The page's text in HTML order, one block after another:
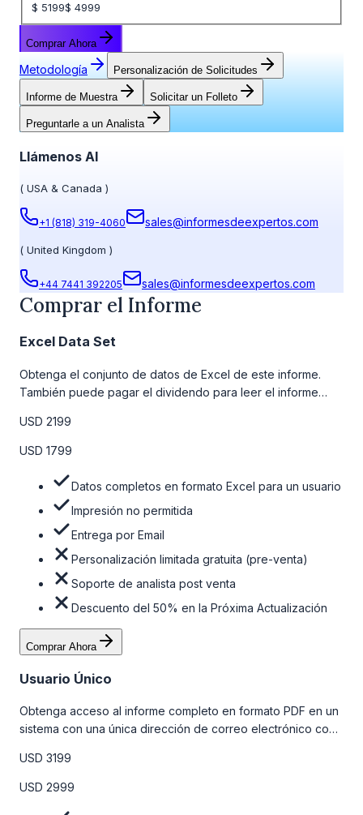
$ 5199$ 4999
Comprar Ahora
Metodología Personalización de Solicitudes
Informe de Muestra Solicitar un Folleto
Preguntarle a un Analista
Llámenos Al
( USA & Canada )
+1 (818) 319-4060 sales@informesdeexpertos.com
( United Kingdom )
+44 7441 392205 sales@informesdeexpertos.com
Comprar el Informe
Excel Data Set
Obtenga el conjunto de datos de Excel de este informe.
También puede pagar el dividendo para leer el informe
la tabla de precios a continuación.
USD 2199
USD 1799
Datos completos en formato Excel para un usuario
Impresión no permitida
Entrega por Email
Personalización limitada gratuita (pre-venta)
Soporte de analista post venta
Descuento del 50% en la Próxima Actualización
Comprar Ahora
Usuario Único
Obtenga acceso al informe completo en formato PDF en un
sistema con una única dirección de correo electrónico con
la tabla de precios a continuación.
USD 3199
USD 2999